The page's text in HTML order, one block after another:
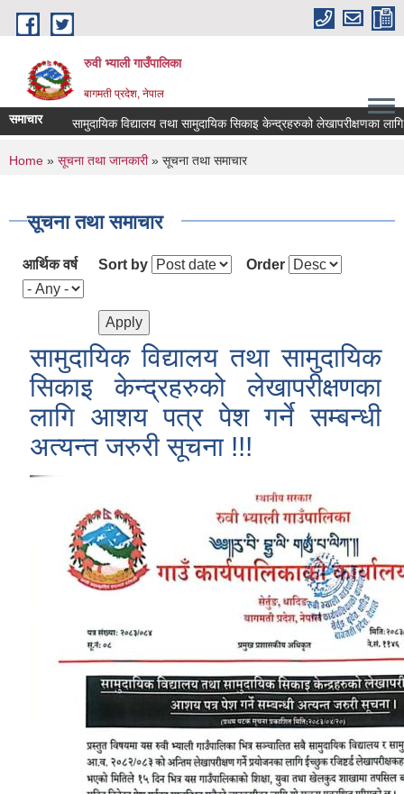
Skip to main content
रुवी भ्याली गाउँपालिका
बागमती प्रदेश, नेपाल
समाचार सामुदायिक विद्यालय तथा सामुदायिक सिकाइ केन्द्रहरुको लेखापरीक्षणका लागि
You are here
Home » सूचना तथा जानकारी» सूचना तथा समाचार
सूचना तथा समाचार
आर्थिक वर्ष Sort by Order
सामुदायिक विद्यालय तथा सामुदायिक
सिकाइ केन्द्रहरुको लेखापरीक्षणका
लागि आशय पत्र पेश गर्ने सम्बन्धी
अत्यन्त जरुरी सूचना !!!